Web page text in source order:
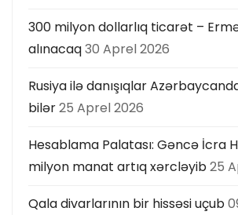
300 milyon dollarlıq ticarət –
alınacaq30 Aprel 2026
Rusiya ilə danışıqlar
bilər25 Aprel 2026
Hesablama Palatası: Gəncə İcra
milyon manat artıq xərcləyib25
Qala divarlarının bir hissəsi uçub